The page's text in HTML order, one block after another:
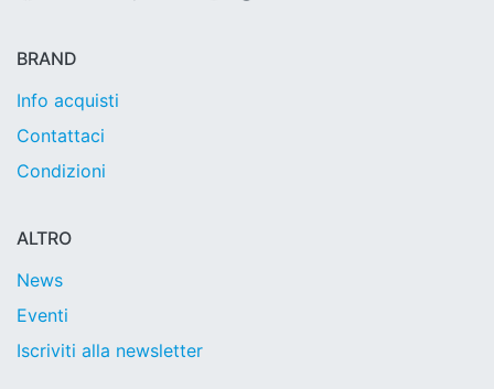
BRAND
Info acquisti
Contattaci
Condizioni
ALTRO
News
Eventi
Iscriviti alla newsletter